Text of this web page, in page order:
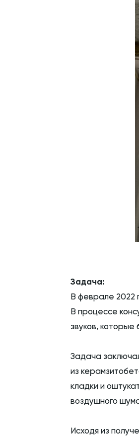
Задача:
В феврале 2022
В процессе
звуков, которые
Задача
из
кладки и
воздушного
Исходя из